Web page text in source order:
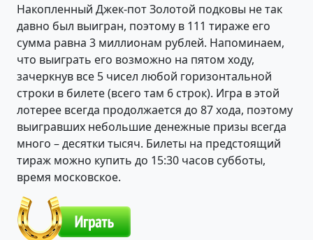
Накопленный Джек-пот Золотой подковы не так
давно был выигран, поэтому в 111 тираже его
сумма равна 3 миллионам рублей. Напоминаем,
что выиграть его возможно на пятом ходу,
зачеркнув все 5 чисел любой горизонтальной
строки в билете (всего там 6 строк). Игра в этой
лотерее всегда продолжается до 87 хода, поэтому
выигравших небольшие денежные призы всегда
много – десятки тысяч. Билеты на предстоящий
тираж можно купить до 15:30 часов субботы,
время московское.